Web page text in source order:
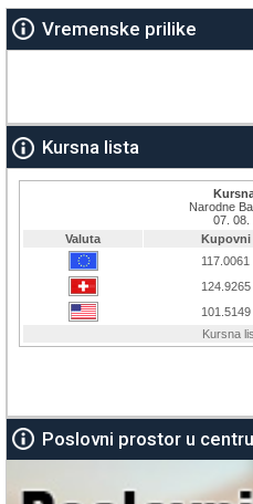
Vremenske prilike
Kursna lista
Poslovni prostor u